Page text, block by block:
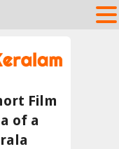
Film
of a